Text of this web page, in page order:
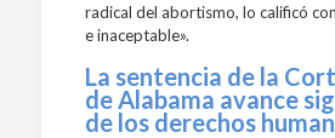
radical del abortismo, lo calificó
e inaceptable».
La sentencia de la
de Alabama avance
de los derechos